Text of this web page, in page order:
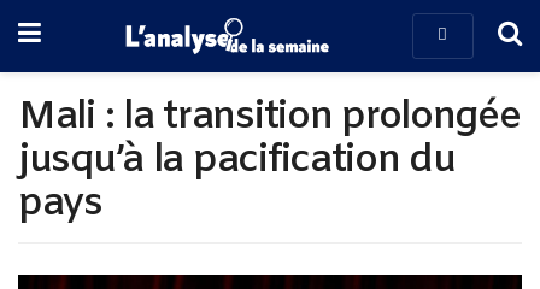
Mali : la transition prolongée
jusqu’à la pacification du
pays